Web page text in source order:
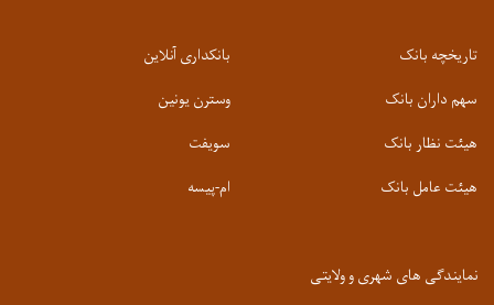
تاریخچه بانک
سهم داران بانک
هیئت نظار بانک
هیئت عامل بانک
بانکداری آنلاین
وسترن یونین
سویفت
ام-پیسه
نمایندگی های شهری و ولایتی